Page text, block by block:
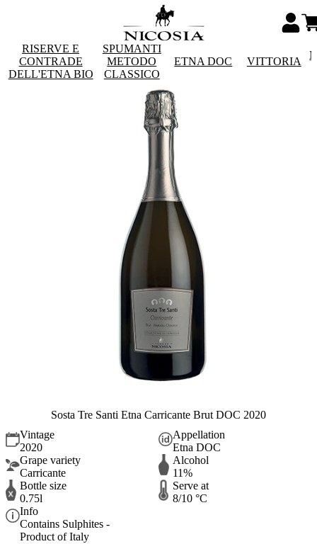
RISERVE E
CONTRADE
DELL'ETNA BIO
SPUMANTI
METODO
CLASSICO
ETNA DOC VITTORIA
Sosta Tre Santi Etna Carricante Brut DOC 2020
Vintage
2020
Appellation
Etna DOC
Grape variety
Carricante
Alcohol
11%
Bottle size
0.75l
Serve at
8/10 °C
Info
Contains Sulphites -
Product of Italy